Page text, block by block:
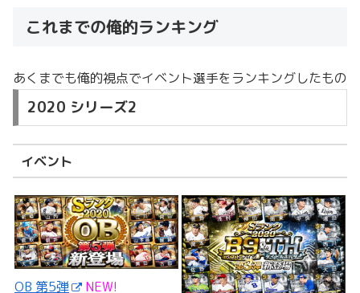
これまでの俺的ランキング
あくまでも俺的視点でイベント選手をランキングしたもの
2020 シリーズ2
イベント
OB 第5弾 NEW!